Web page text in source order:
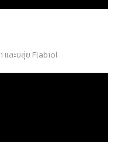
และขลุ่ย Flabiol